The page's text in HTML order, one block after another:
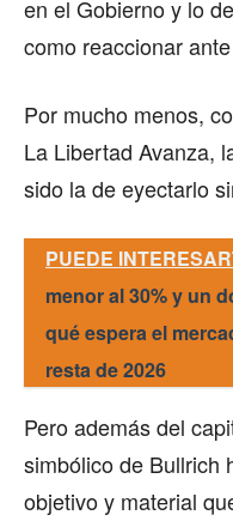
en el Gobierno y lo
como reaccionar
Por mucho menos,
La Libertad Avanza,
sido la de eyectarlo
PUEDE
menor al 30% y un
qué espera el
resta de 2026
Pero además del
simbólico de Bullrich
objetivo y material